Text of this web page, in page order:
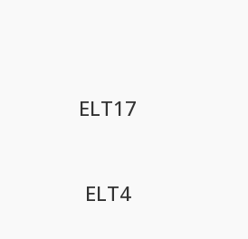
ELT17
ELT4